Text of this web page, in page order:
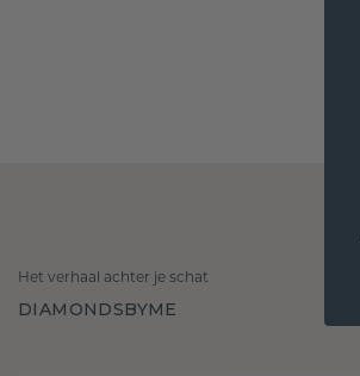
Het verhaal achter je schat
DIAMONDSBYME